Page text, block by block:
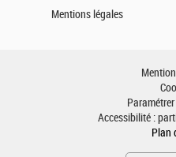
Mentions légales
Accessibilité :
Plan